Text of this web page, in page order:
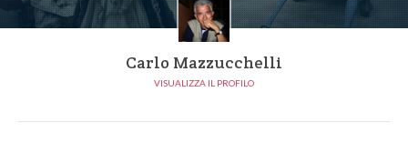
Carlo Mazzucchelli
VISUALIZZA IL PROFILO